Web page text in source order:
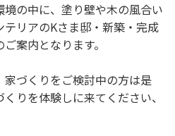
の中に、塗り壁や木の風合い
リアのKさま邸・新築・完成
案内となります。
づくりをご検討中の方は是
りを体験しに来てください、